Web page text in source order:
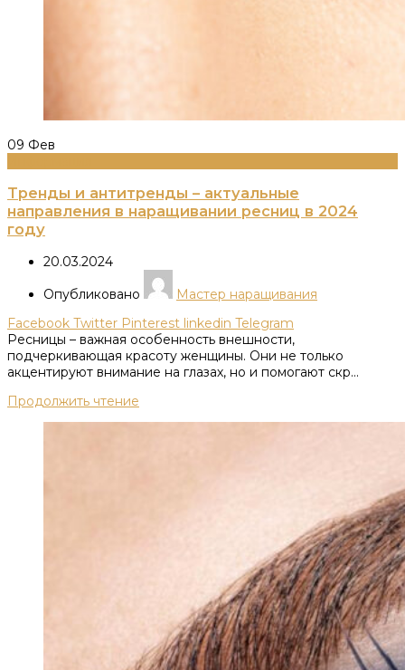
09 Фев
Тренды и антитренды – актуальные
направления в наращивании ресниц в 2024
году
20.03.2024
Опубликовано
Мастер наращивания
Facebook Twitter Pinterest linkedin Telegram
Ресницы – важная особенность внешности,
подчеркивающая красоту женщины. Они не только
акцентируют внимание на глазах, но и помогают скр...
Продолжить чтение